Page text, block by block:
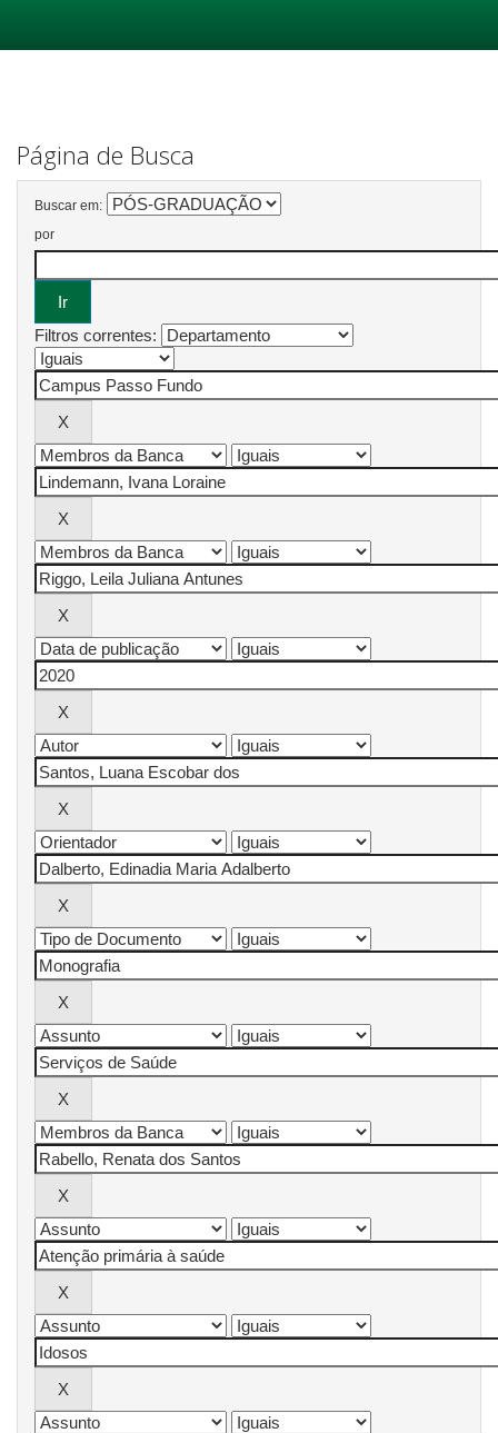
Página de Busca
Buscar em:
por
Filtros correntes: